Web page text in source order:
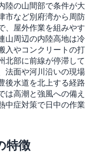
陸の山間部で条件が大
市など別府湾から周防
、屋外作業を組みやす
山周辺の内陸高地は冷
入やコンクリートの打
北部に前線が停滞して
法面や河川沿いの現場
後水道を北上する経路
は高潮と強風への備え
中症対策で日中の作業
特徴